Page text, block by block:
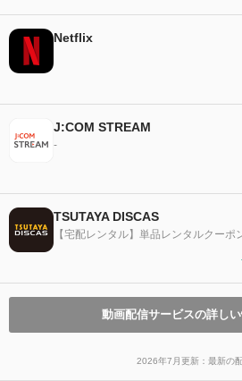
Netflix
J:COM STREAM
-
TSUTAYA DISCAS
【宅配レンタル】単品レンタルクーポ
動画配信サービスの詳し
2026年7月更新：最新の